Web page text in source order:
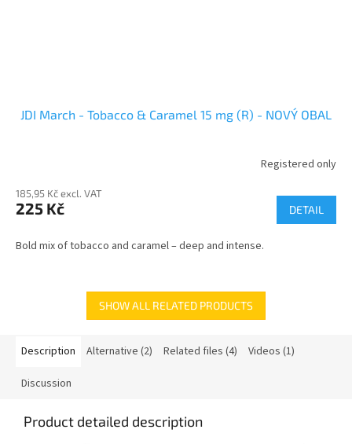
JDI March - Tobacco & Caramel 15 mg (R) - NOVÝ OBAL
Registered only
185,95 Kč excl. VAT
225 Kč DETAIL
Bold mix of tobacco and caramel – deep and intense.
SHOW ALL RELATED PRODUCTS
Description Alternative (2) Related files (4) Videos (1)
Discussion
Product detailed description